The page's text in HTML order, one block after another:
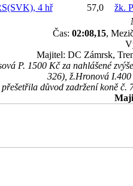
4 hř 57,0
žk.
Čas: 02:08,15,
Majitel: DC Zámrsk,
P. 1500 Kč za nahlášené
326), ž.Hronová
důvod zadržení koně č.